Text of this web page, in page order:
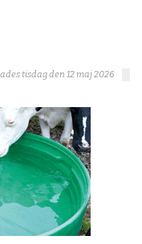
tisdag den 12 maj 2026